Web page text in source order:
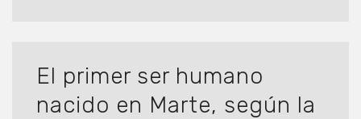
El primer ser humano
nacido en Marte, según la